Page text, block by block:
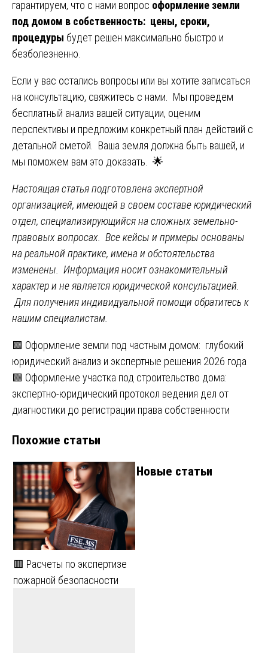
гарантируем, что с нами вопрос оформление земли
под домом в собственность: цены, сроки,
процедуры будет решен максимально быстро и
безболезненно.
Если у вас остались вопросы или вы хотите записаться
на консультацию, свяжитесь с нами. Мы проведем
бесплатный анализ вашей ситуации, оценим
перспективы и предложим конкретный план действий с
детальной сметой. Ваша земля должна быть вашей, и
мы поможем вам это доказать. 🌟
Настоящая статья подготовлена экспертной
организацией, имеющей в своем составе юридический
отдел, специализирующийся на сложных земельно-
правовых вопросах. Все кейсы и примеры основаны
на реальной практике, имена и обстоятельства
изменены. Информация носит ознакомительный
характер и не является юридической консультацией.
Для получения индивидуальной помощи обратитесь к
нашим специалистам.
Навигация
по
записям
🟩 Оформление земли под частным домом: глубокий
юридический анализ и экспертные решения 2026 года
🟩 Оформление участка под строительство дома:
экспертно-юридический протокол ведения дел от
диагностики до регистрации права собственности
Похожие статьи
🟥 Расчеты по экспертизе
пожарной безопасности
Новые статьи